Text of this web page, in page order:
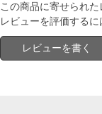
この商品に寄せられた
レビューを評価するに
レビューを書く